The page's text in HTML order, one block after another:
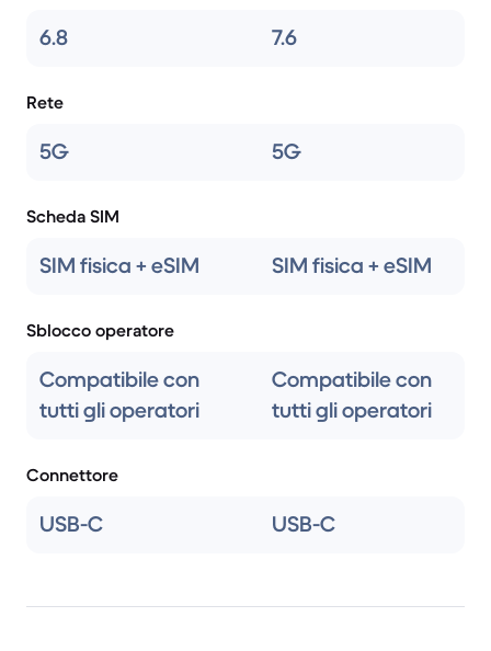
6.8 7.6
Rete
5G 5G
Scheda SIM
SIM fisica + eSIM SIM fisica + eSIM
Sblocco operatore
Compatibile con
tutti gli operatori
Compatibile con
tutti gli operatori
Connettore
USB-C USB-C